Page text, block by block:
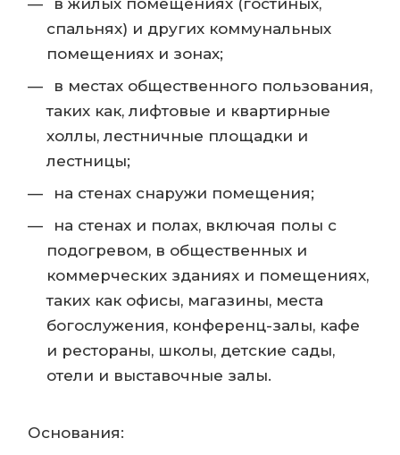
спальнях) и других коммунальных
помещениях и зонах;
в местах общественного пользования,
таких как, лифтовые и квартирные
холлы, лестничные площадки и
лестницы;
на стенах снаружи помещения;
на стенах и полах, включая полы с
подогревом, в общественных и
коммерческих зданиях и помещениях,
таких как офисы, магазины, места
богослужения, конференц-залы, кафе
и рестораны, школы, детские сады,
отели и выставочные залы.
Основания: